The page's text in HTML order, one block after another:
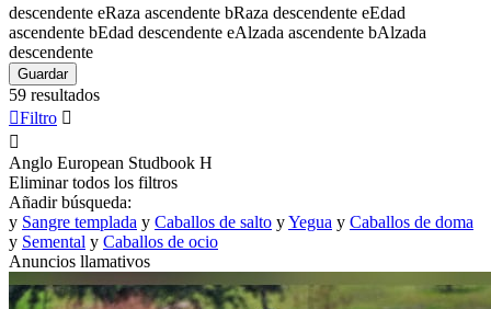
descendente eRaza ascendente bRaza descendente eEdad
ascendente bEdad descendente eAlzada ascendente bAlzada
descendente
Guardar
59 resultados
Filtro 

Anglo European Studbook H
Eliminar todos los filtros
Añadir búsqueda:
y Sangre templada y Caballos de salto yYegua y Caballos de doma
y Semental y Caballos de ocio
Anuncios llamativos